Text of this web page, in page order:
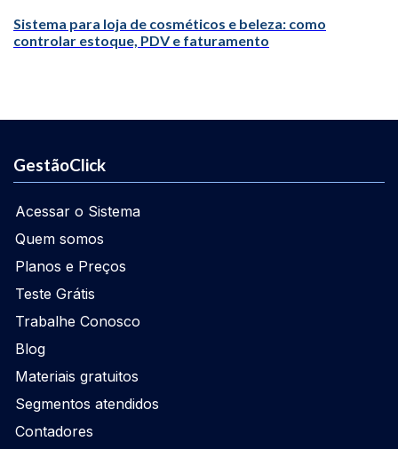
Sistema para loja de cosméticos e beleza: como
controlar estoque, PDV e faturamento
GestãoClick
Acessar o Sistema
Quem somos
Planos e Preços
Teste Grátis
Trabalhe Conosco
Blog
Materiais gratuitos
Segmentos atendidos
Contadores